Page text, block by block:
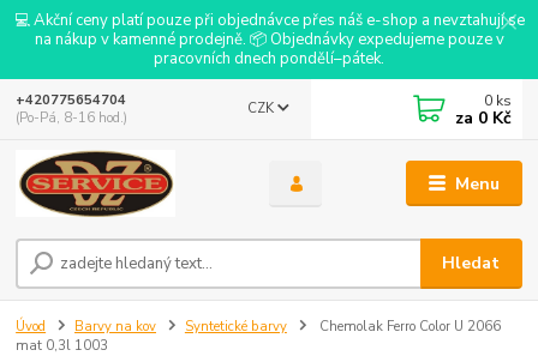
💻 Akční ceny platí pouze při objednávce přes náš e-shop a nevztahují se
na nákup v kamenné prodejně. 📦 Objednávky expedujeme pouze v
pracovních dnech pondělí–pátek.
Menu
CZK
Hledat
+420775654704
(Po-Pá, 8-16 hod.)
0 ks
za 0 Kč
Úvod Barvy na kov Syntetické barvy
Chemolak Ferro Color U 2066
mat 0,3l 1003